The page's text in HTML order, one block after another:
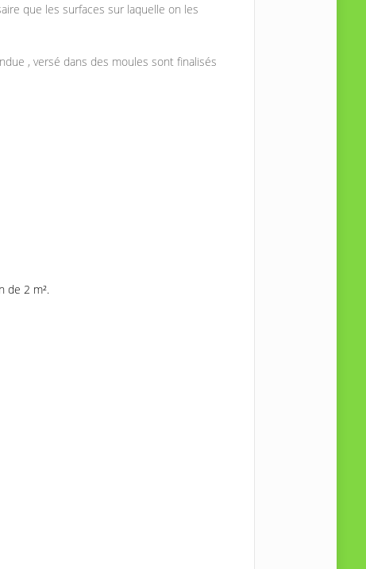
que les surfaces sur laquelle on les
, versé dans des moules sont finalisés
de 2 m².